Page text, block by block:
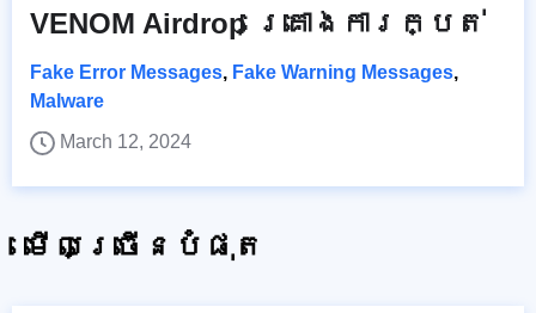
VENOM Airdrop គ្រោងការក្បត់
Fake Error Messages, Fake Warning Messages,
Malware
March 12, 2024
មើលច្រើនបំផុត